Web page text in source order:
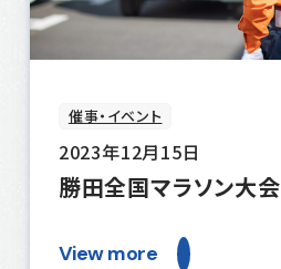
催事・イベント
2023年12月15日
勝田全国マラソン大会
View more